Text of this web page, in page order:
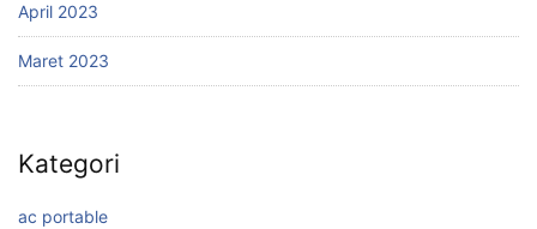
April 2023
Maret 2023
Kategori
ac portable